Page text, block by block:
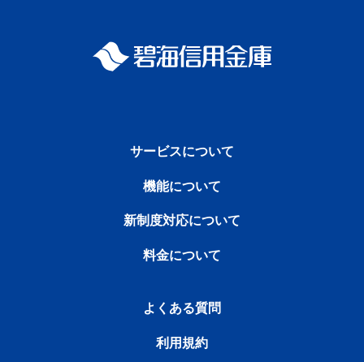
サービスについて
機能について
新制度対応について
料金について
よくある質問
利用規約